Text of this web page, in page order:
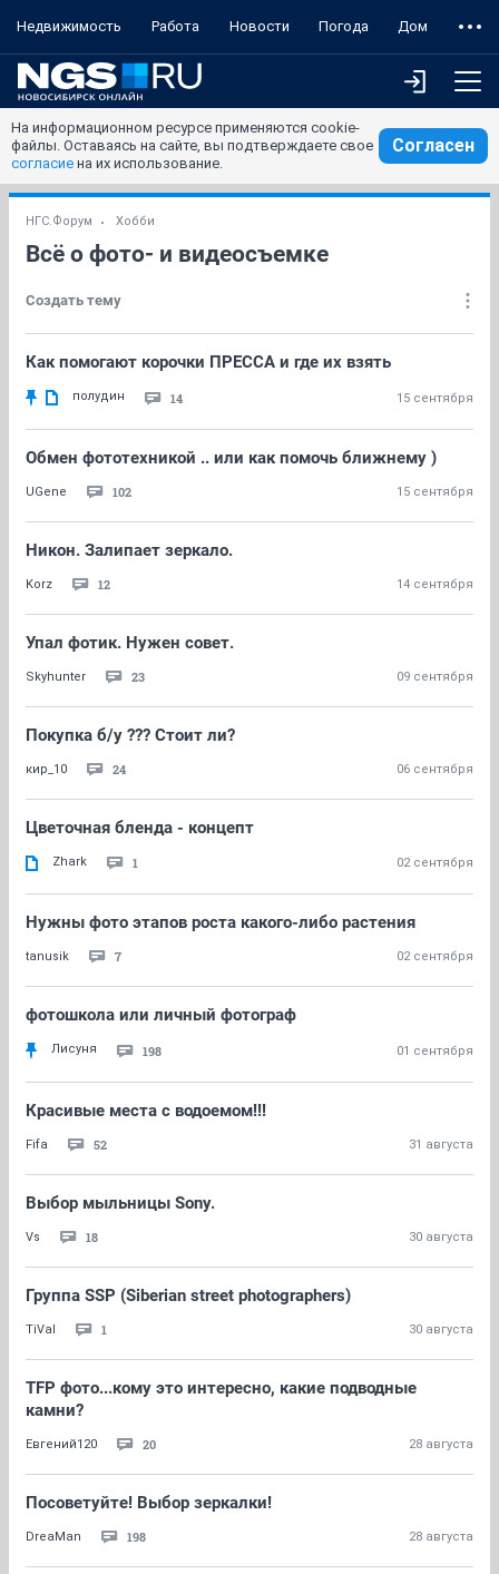
Недвижимость Работа Новости Погода Дом
На информационном ресурсе применяются cookie-
файлы. Оставаясь на сайте, вы подтверждаете свое
согласие на их использование.
Согласен
НГС.Форум Хобби
Всё о фото- и видеосъемке
Создать тему
Как помогают корочки ПРЕССА и где их взять
полудин 14 15 сентября
Обмен фототехникой .. или как помочь ближнему )
UGene 102 15 сентября
Никон. Залипает зеркало.
Korz 12 14 сентября
Упал фотик. Нужен совет.
Skyhunter 23 09 сентября
Покупка б/у ??? Стоит ли?
кир_10 24 06 сентября
Цветочная бленда - концепт
Zhark 1 02 сентября
Нужны фото этапов роста какого-либо растения
tanusik 7 02 сентября
фотошкола или личный фотограф
Лисуня 198 01 сентября
Красивые места с водоемом!!!
Fifa 52 31 августа
Выбор мыльницы Sony.
Vs 18 30 августа
Группа SSP (Siberian street photographers)
TiVal 1 30 августа
TFP фото...кому это интересно, какие подводные
камни?
Евгений120 20 28 августа
Посоветуйте! Выбор зеркалки!
DreaMan 198 28 августа